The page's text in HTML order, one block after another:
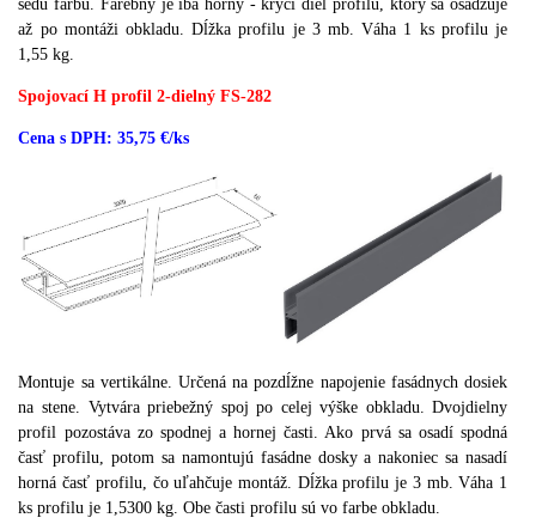
šedú farbu. Farebný je iba horný - krycí diel profilu, ktorý sa osadzuje
až po montáži obkladu.Dĺžka profilu je 3 mb. Váha 1 ks profilu je
1,55 kg.
Spojovací H profil 2-dielný FS-282
Cena s DPH: 35,75 €/ks
Montuje sa vertikálne.
Určená na pozdĺžne napojenie fasádnych dosiek
na stene.
Vytvára priebežný spoj po celej výške obkladu.
Dvojdielny
profil pozostáva zo spodnej a hornej časti.
Ako prvá sa osadí spodná
časť profilu, potom sa namontujú fasádne dosky a nakoniec sa nasadí
horná časť profilu, čo uľahčuje montáž. Dĺžka profilu je 3 mb. Váha 1
ks profilu je 1,5300 kg. Obe časti profilu sú vo farbe obkladu.